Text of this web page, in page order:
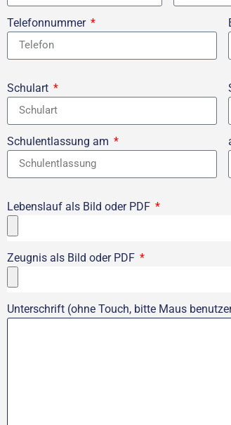
Telefonnummer
Schulart
Schulentlassung am
Lebenslauf als Bild oder PDF
Zeugnis als Bild oder PDF
Unterschrift (ohne Touch, bitte Maus